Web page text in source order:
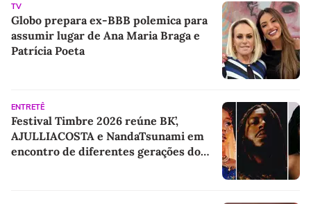
TV
Globo prepara ex-BBB polemica para
assumir lugar de Ana Maria Braga e
Patrícia Poeta
ENTRETÊ
Festival Timbre 2026 reúne BK’,
AJULLIACOSTA e NandaTsunami em
encontro de diferentes gerações do